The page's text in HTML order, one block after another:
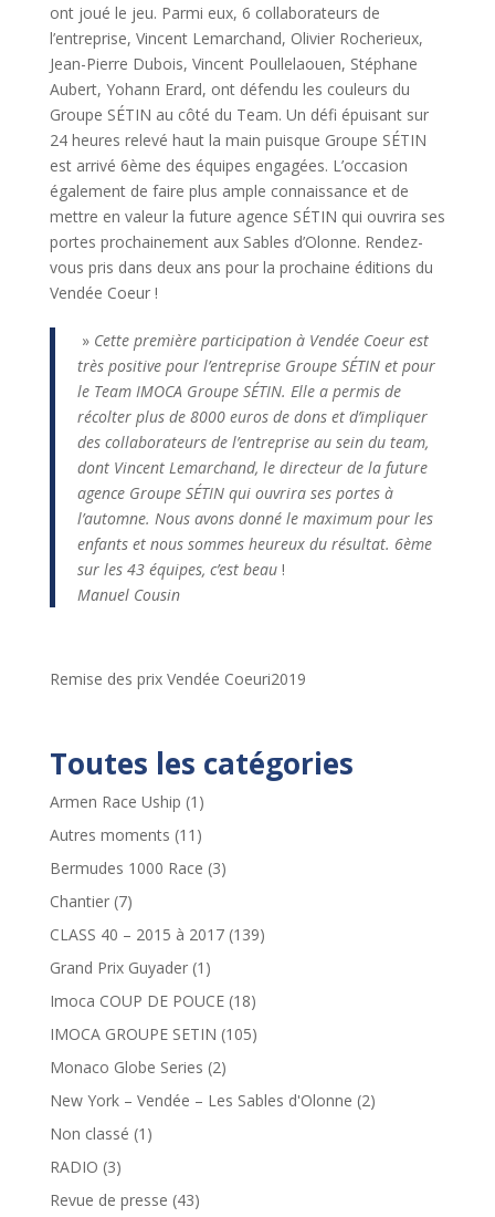
ont joué le jeu. Parmi eux, 6 collaborateurs de
l’entreprise, Vincent Lemarchand, Olivier Rocherieux,
Jean-Pierre Dubois, Vincent Poullelaouen, Stéphane
Aubert, Yohann Erard, ont défendu les couleurs du
Groupe SÉTIN au côté du Team. Un défi épuisant sur
24 heures relevé haut la main puisque Groupe SÉTIN
est arrivé 6ème des équipes engagées. L’occasion
également de faire plus ample connaissance et de
mettre en valeur la future agence SÉTIN qui ouvrira ses
portes prochainement aux Sables d’Olonne. Rendez-
vous pris dans deux ans pour la prochaine éditions du
Vendée Coeur !
» Cette première participation à Vendée Coeur est
très positive pour l’entreprise Groupe SÉTIN et pour
le Team IMOCA Groupe SÉTIN. Elle a permis de
récolter plus de 8000 euros de dons et d’impliquer
des collaborateurs de l’entreprise au sein du team,
dont Vincent Lemarchand, le directeur de la future
agence Groupe SÉTIN qui ouvrira ses portes à
l’automne. Nous avons donné le maximum pour les
enfants et nous sommes heureux du résultat. 6ème
sur les 43 équipes, c’est beau!
Manuel Cousin
Remise des prix Vendée Coeuri2019
Toutes les catégories
Armen Race Uship (1)
Autres moments (11)
Bermudes 1000 Race (3)
Chantier(7)
CLASS 40 – 2015 à 2017(139)
Grand Prix Guyader(1)
Imoca COUP DE POUCE(18)
IMOCA GROUPE SETIN (105)
Monaco Globe Series (2)
New York – Vendée – Les Sables d'Olonne (2)
Non classé (1)
RADIO (3)
Revue de presse (43)